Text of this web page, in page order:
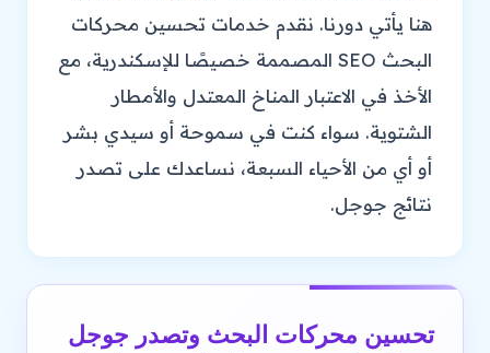
هنا يأتي دورنا. نقدم خدمات تحسين محركات
البحث SEO المصممة خصيصًا للإسكندرية، مع
الأخذ في الاعتبار المناخ المعتدل والأمطار
الشتوية. سواء كنت في سموحة أو سيدي بشر
أو أي من الأحياء السبعة، نساعدك على تصدر
نتائج جوجل.
تحسين محركات البحث وتصدر جوجل